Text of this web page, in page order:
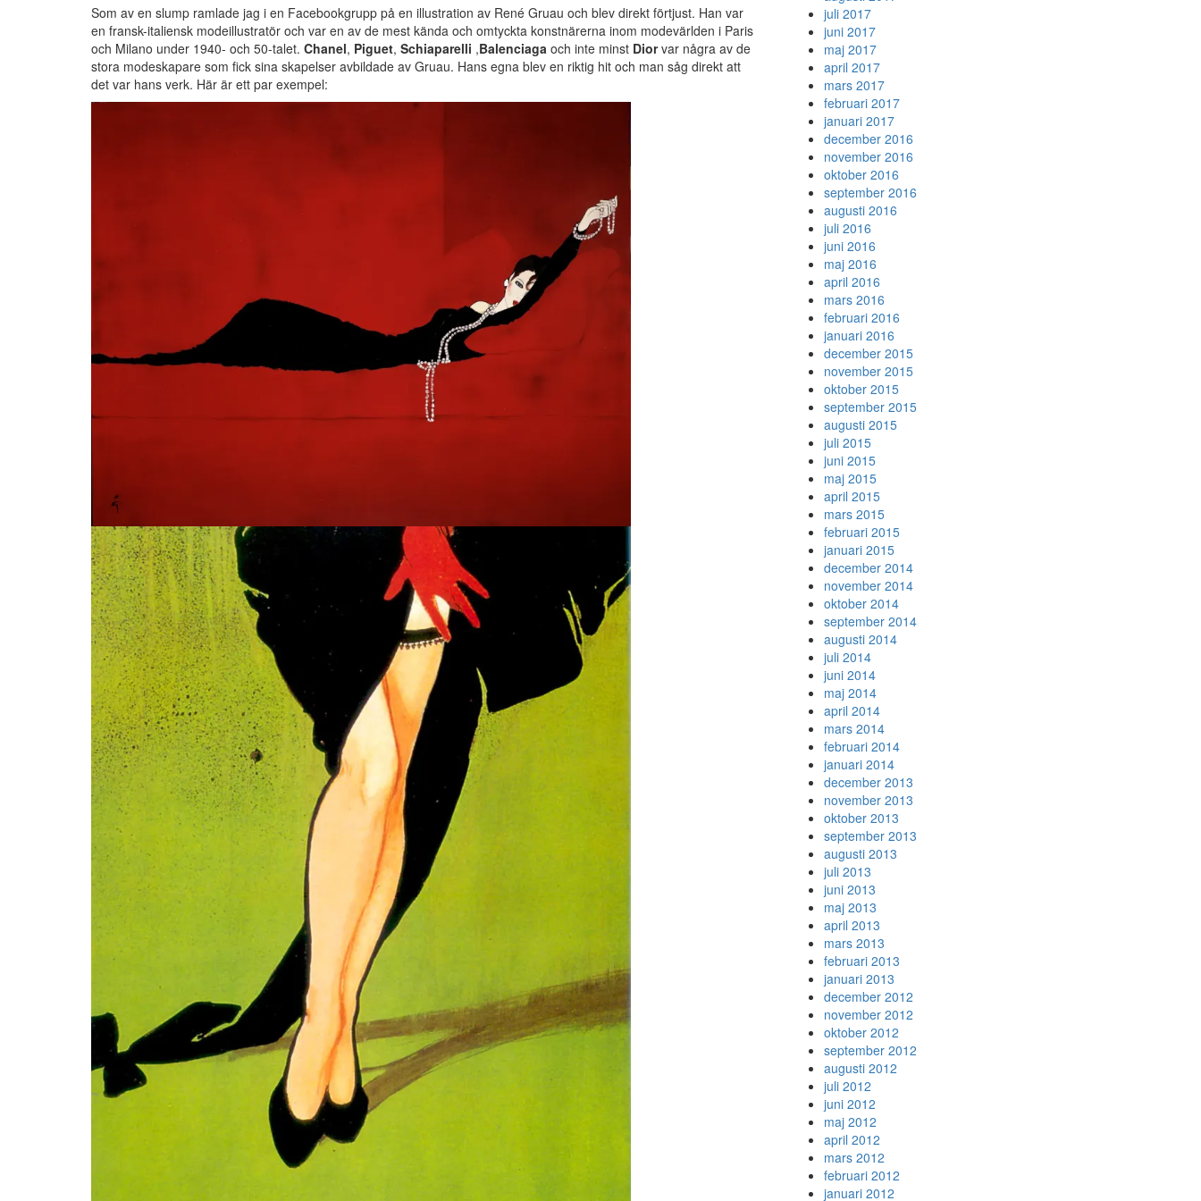
Som av en slump ramlade jag i en Facebookgrupp på en illustration av René Gruau och blev direkt förtjust. Han var
en fransk-italiensk modeillustratör och var en av de mest kända och omtyckta konstnärerna inom modevärlden i Paris
och Milano under 1940- och 50-talet. Chanel, Piguet, Schiaparelli ,Balenciaga och inte minst Diorvar några av de
stora modeskapare som fick sina skapelser avbildade av Gruau. Hans egna blev en riktig hit och man såg direkt att
det var hans verk. Här är ett par exempel:
juli 2017
juni 2017
maj 2017
april 2017
mars 2017
februari 2017
januari 2017
december 2016
november 2016
oktober 2016
september 2016
augusti 2016
juli 2016
juni 2016
maj 2016
april 2016
mars 2016
februari 2016
januari 2016
december 2015
november 2015
oktober 2015
september 2015
augusti 2015
juli 2015
juni 2015
maj 2015
april 2015
mars 2015
februari 2015
januari 2015
december 2014
november 2014
oktober 2014
september 2014
augusti 2014
juli 2014
juni 2014
maj 2014
april 2014
mars 2014
februari 2014
januari 2014
december 2013
november 2013
oktober 2013
september 2013
augusti 2013
juli 2013
juni 2013
maj 2013
april 2013
mars 2013
februari 2013
januari 2013
december 2012
november 2012
oktober 2012
september 2012
augusti 2012
juli 2012
juni 2012
maj 2012
april 2012
mars 2012
februari 2012
januari 2012